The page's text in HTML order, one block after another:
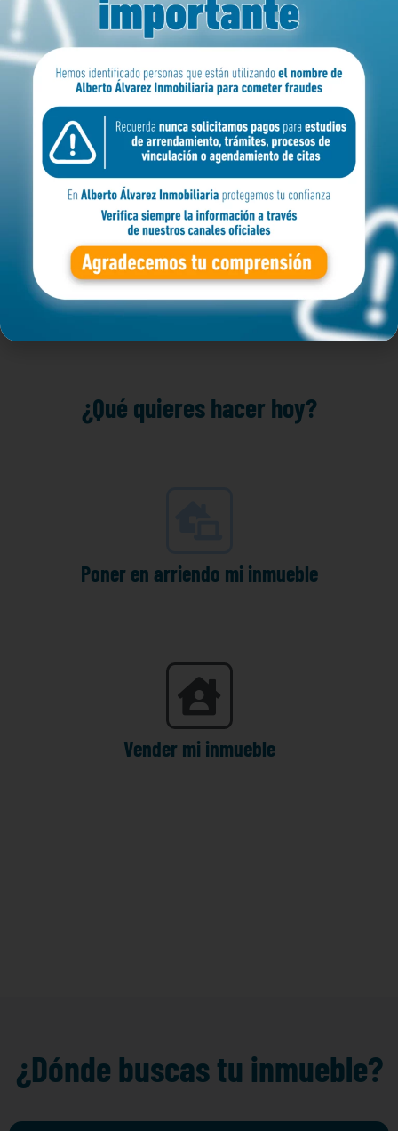
ZONA
BARRIO
APARTAMENTO
Filtro avanzado Buscar
¿Qué quieres hacer hoy?
Poner en arriendo mi inmueble
Vender mi inmueble
¿Dónde buscas tu inmueble?